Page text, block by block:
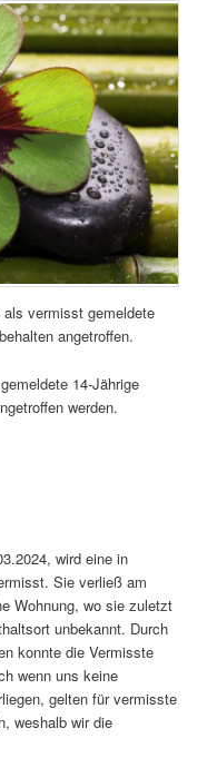
als vermisst gemeldete
angetroffen.
14-Jährige
werden.
wird eine in
Sie verließ am
Wohnung, wo sie zuletzt
unbekannt. Durch
konnte die Vermisste
wenn uns keine
gelten für vermisste
weshalb wir die